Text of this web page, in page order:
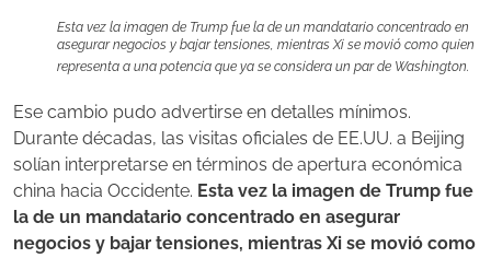
Esta vez la imagen de Trump fue la de un mandatario concentrado en
asegurar negocios y bajar tensiones, mientras Xi se movió como quien
representa a una potencia que ya se considera un par de Washington.
Ese cambio pudo advertirse en detalles mínimos.
Durante décadas, las visitas oficiales de EE.UU. a Beijing
solían interpretarse en términos de apertura económica
china hacia Occidente. Esta vez la imagen de Trump fue
la de un mandatario concentrado en asegurar
negocios y bajar tensiones, mientras Xi se movió como